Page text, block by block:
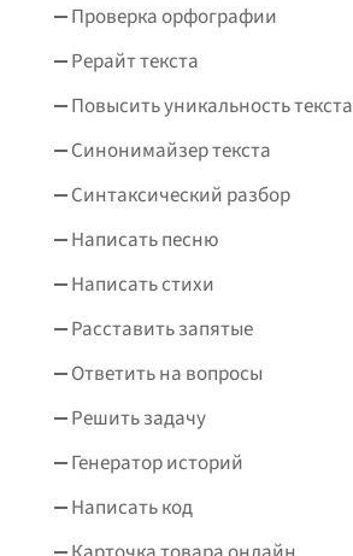
Проверка орфографии
Рерайт текста
Повысить уникальность текста
Синонимайзер текста
Синтаксический разбор
Написать песню
Написать стихи
Расставить запятые
Ответить на вопросы
Решить задачу
Генератор историй
Написать код